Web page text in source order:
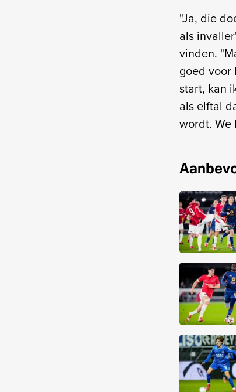
"Ja, die
als
vinden.
goed voor
start, kan
als elftal
wordt. We